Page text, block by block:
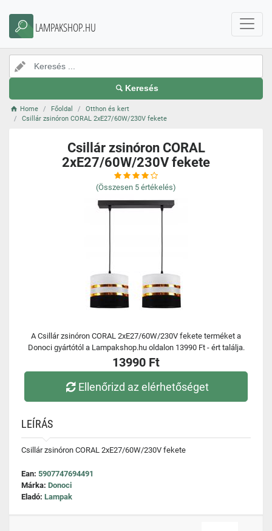
LAMPAKSHOP.HU
Keresés
Home Főoldal
Otthon és kert
Csillár zsinóron CORAL 2xE27/60W/230V fekete
Csillár zsinóron CORAL
2xE27/60W/230V fekete
(Összesen 5 értékelés)
A Csillár zsinóron CORAL 2xE27/60W/230V fekete terméket a
Donoci gyártótól a Lampakshop.hu oldalon 13990 Ft - ért találja.
13990 Ft
Ellenőrizd az elérhetőséget
LEÍRÁS
Csillár zsinóron CORAL 2xE27/60W/230V fekete
Ean: 5907747694491
Márka: Donoci
Eladó: Lampak